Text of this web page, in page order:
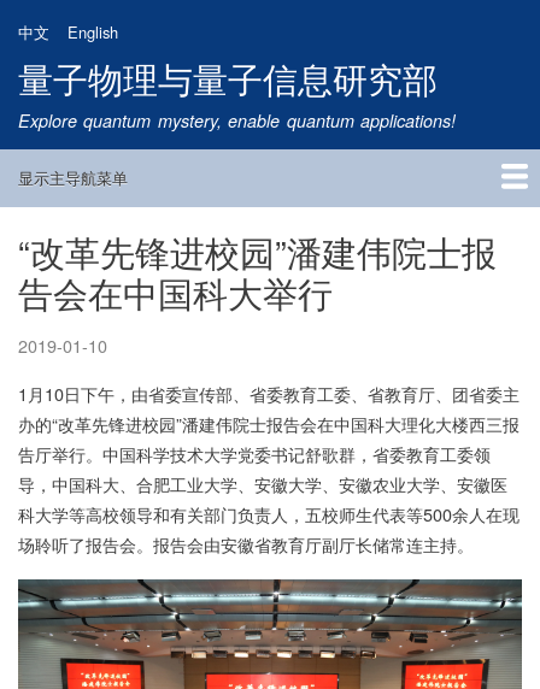
到
主
要
内
中文 English
量子物理与量子信息研究部
Explore quantum mystery, enable quantum applications!
Main
显示主导航菜单
首页
研究方向
量子卫星
团队成员
新闻动态
研究进展
学术报告
论文发表
公告通知
招生信息
相关链接
“改革先锋进校园”潘建伟院士报
告会在中国科大举行
2019-01-10
1月10日下午，由省委宣传部、省委教育工委、省教育厅、团省委主
办的“改革先锋进校园”潘建伟院士报告会在中国科大理化大楼西三报
告厅举行。中国科学技术大学党委书记舒歌群，省委教育工委领
导，中国科大、合肥工业大学、安徽大学、安徽农业大学、安徽医
科大学等高校领导和有关部门负责人，五校师生代表等500余人在现
场聆听了报告会。报告会由安徽省教育厅副厅长储常连主持。